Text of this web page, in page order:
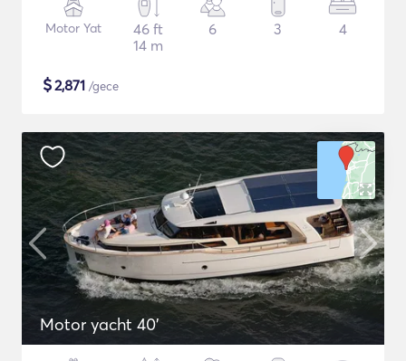
Motor Yat
46 ft
14 m
6 3 4
$2,871 /gece
Motor yacht 40'